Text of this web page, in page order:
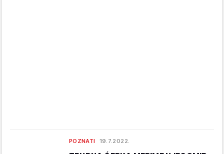
POZNATI 19.7.2022.